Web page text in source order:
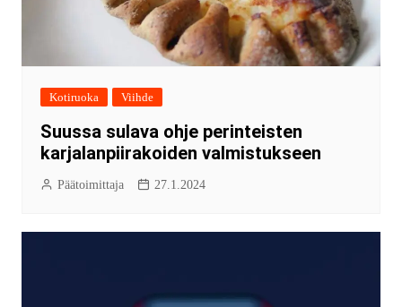
Kotiruoka Viihde
Suussa sulava ohje perinteisten
karjalanpiirakoiden valmistukseen
Päätoimittaja 27.1.2024